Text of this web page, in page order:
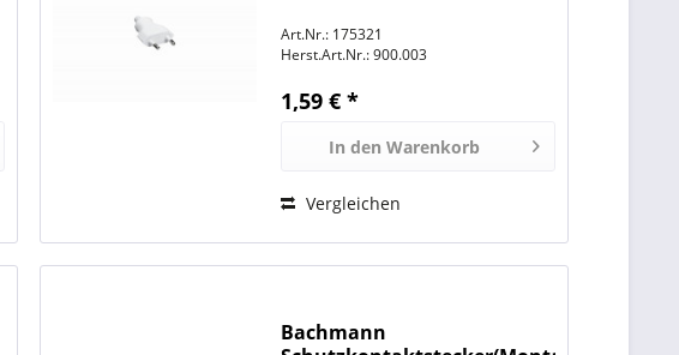
Art.Nr.: 175321
Herst.Art.Nr.:900.003
1,59 € *
In den Warenkorb
Vergleichen
Bachmann